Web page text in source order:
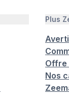
Plus
Offre
Nos